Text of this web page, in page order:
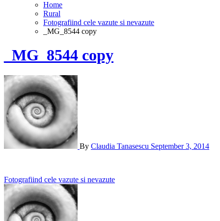
Home
Rural
Fotografiind cele vazute si nevazute
_MG_8544 copy
_MG_8544 copy
By Claudia Tanasescu September 3, 2014
Post
navigation
Fotografiind cele vazute si nevazute